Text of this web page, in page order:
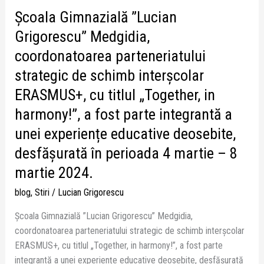
Școala Gimnazială ”Lucian
Grigorescu” Medgidia,
coordonatoarea parteneriatului
strategic de schimb interşcolar
ERASMUS+, cu titlul „Together, in
harmony!”, a fost parte integrantă a
unei experiențe educative deosebite,
desfășurată în perioada 4 martie – 8
martie 2024.
blog, Stiri/ Lucian Grigorescu
Școala Gimnazială ”Lucian Grigorescu” Medgidia,
coordonatoarea parteneriatului strategic de schimb interşcolar
ERASMUS+, cu titlul „Together, in harmony!”, a fost parte
integrantă a unei experiențe educative deosebite, desfășurată
titlul
„Together,
in
harmony!”,
a
fost
parte
integrantă
a
unei
experiențe
educative
deosebite,
în
perioada
4